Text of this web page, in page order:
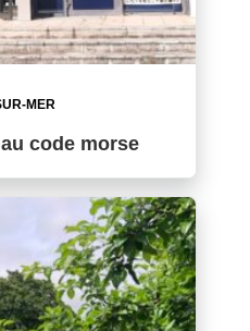
MER
code morse